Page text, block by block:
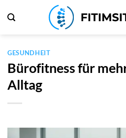
Inhalt
GESUNDHEIT
Bürofitness für
Alltag